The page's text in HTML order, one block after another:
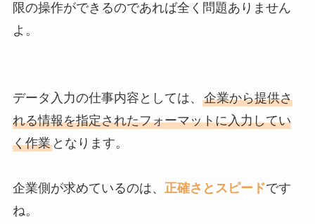
限の操作ができるのであれば全く問題ありません
よ。
データ入力の仕事内容としては、 企業から提供さ
れる情報を指定されたフォーマットに入力してい
く作業となります。
企業側が求めているのは、 正確さとスピードです
ね。